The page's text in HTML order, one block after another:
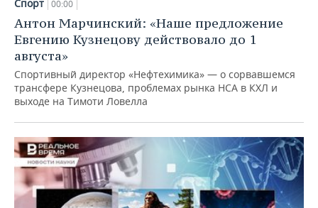
Спорт 00:00
Антон Марчинский: «Наше предложение
Евгению Кузнецову действовало до 1
августа»
Спортивный директор «Нефтехимика» — о сорвавшемся
трансфере Кузнецова, проблемах рынка НСА в КХЛ и
выходе на Тимоти Ловелла